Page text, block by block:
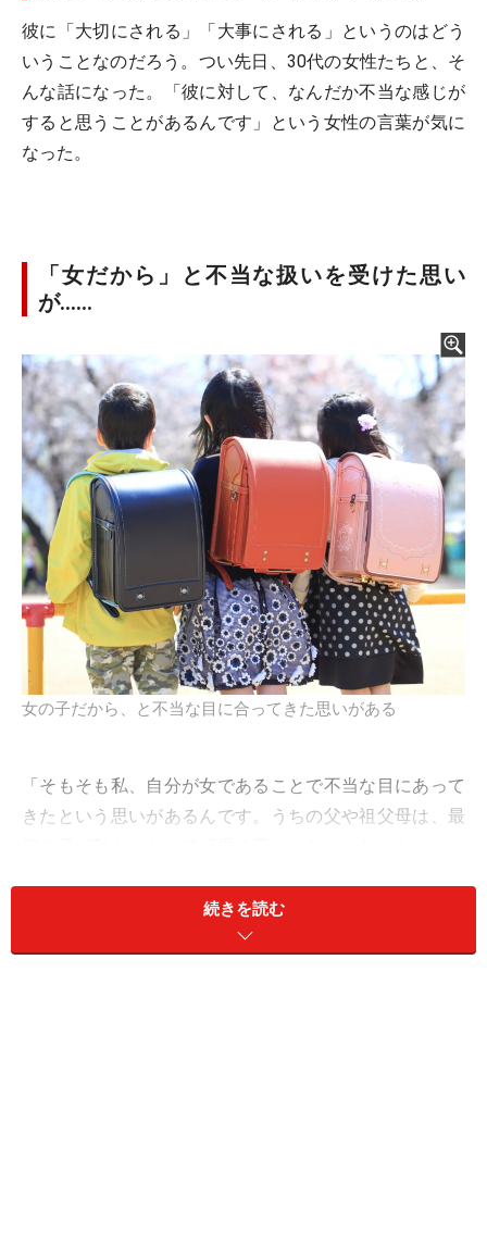
彼に「大切にされる」「大事にされる」というのはどう
いうことなのだろう。つい先日、30代の女性たちと、そ
んな話になった。「彼に対して、なんだか不当な感じが
すると思うことがあるんです」という女性の言葉が気に
なった。
「女だから」と不当な扱いを受けた思い
が……
女の子だから、と不当な目に合ってきた思いがある
「そもそも私、自分が女であることで不当な目にあって
きたという思いがあるんです。うちの父や祖父母は、最
ら、そういう生意気なことを言ってはダメ』『女の子な
んだから、そういういたずらはダメ』とけっこう厳しか
続きを読む